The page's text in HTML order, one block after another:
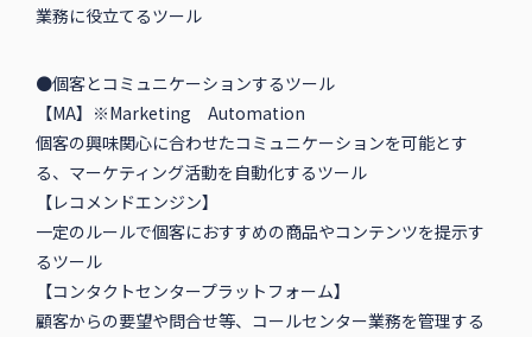
業務に役立てるツール
●個客とコミュニケーションするツール
【MA】※Marketing Automation
個客の興味関心に合わせたコミュニケーションを可能とす
る、マーケティング活動を自動化するツール
【レコメンドエンジン】
一定のルールで個客におすすめの商品やコンテンツを提示す
るツール
【コンタクトセンタープラットフォーム】
顧客からの要望や問合せ等、コールセンター業務を管理する